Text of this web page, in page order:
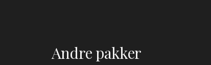
Andre pakker